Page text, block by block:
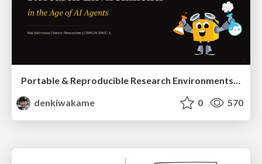
Portable & Reproducible Research Environments in the Age of AI Agents
denkiwakame
0 570